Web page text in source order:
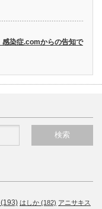
染症.comからの告知で
(193) はしか (182) アニサキス